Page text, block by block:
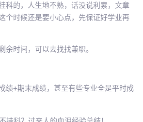
科的，人生地不熟，话没说利索，文章
个时候还是要小心点，先保证好学业再
余时间，可以去找找兼职。
绩+期末成绩，甚至有些专业全是平时成